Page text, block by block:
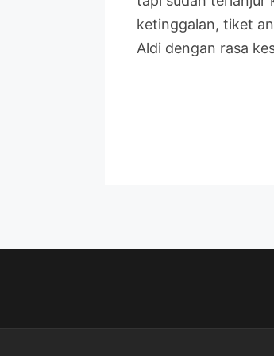
ketinggalan, tiket
Aldi dengan rasa